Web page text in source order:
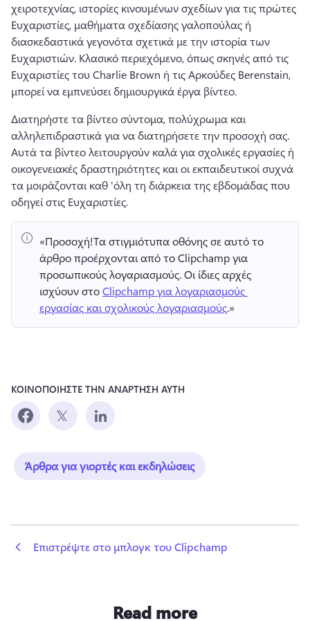
χειροτεχνίας, ιστορίες κινουμένων σχεδίων για τις πρώτες
Ευχαριστίες, μαθήματα σχεδίασης γαλοπούλας ή
διασκεδαστικά γεγονότα σχετικά με την ιστορία των
Ευχαριστιών. Κλασικό περιεχόμενο, όπως σκηνές από τις
Ευχαριστίες του Charlie Brown ή τις Αρκούδες Berenstain,
μπορεί να εμπνεύσει δημιουργικά έργα βίντεο.
Διατηρήστε τα βίντεο σύντομα, πολύχρωμα και
Αυτά τα βίντεο λειτουργούν καλά για σχολικές εργασίες ή
οικογενειακές δραστηριότητες και οι εκπαιδευτικοί συχνά
τα μοιράζονται καθ 'όλη τη διάρκεια της εβδομάδας που
οδηγεί στις Ευχαριστίες.
«Προσοχή!Τα στιγμιότυπα οθόνης σε αυτό το
άρθρο προέρχονται από το Clipchamp για
προσωπικούς λογαριασμούς. Οι ίδιες αρχές
ισχύουν στο Clipchamp για λογαριασμούς
εργασίας και σχολικούς λογαριασμούς.»
ΚΟΙΝΟΠΟΙΗΣΤΕ ΤΗΝ ΑΝΑΡΤΗΣΗ ΑΥΤΗ
Άρθρα για γιορτές και εκδηλώσεις
Επιστρέψτε στο μπλογκ του Clipchamp
Read more